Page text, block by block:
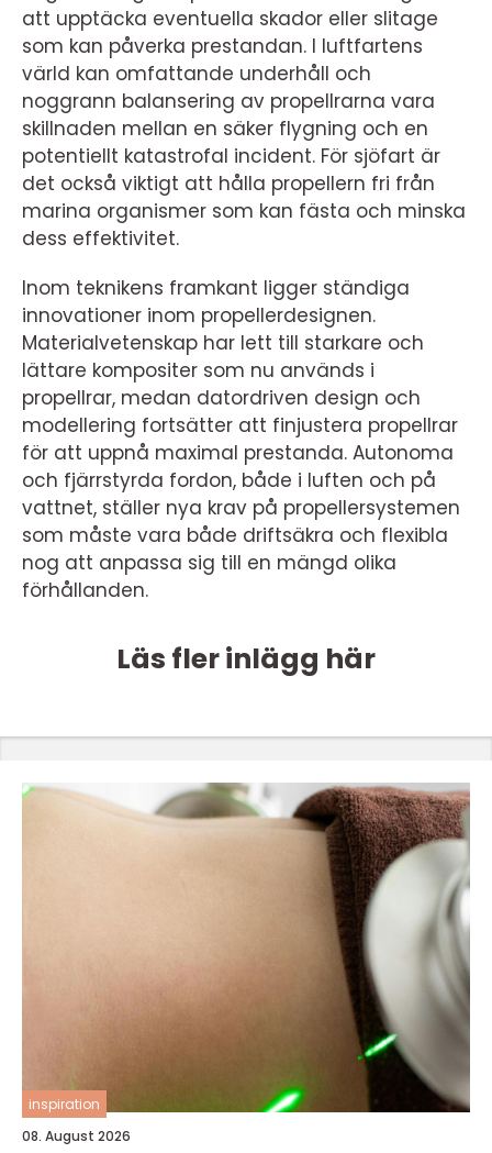
att upptäcka eventuella skador eller slitage
som kan påverka prestandan. I luftfartens
värld kan omfattande underhåll och
noggrann balansering av propellrarna vara
skillnaden mellan en säker flygning och en
potentiellt katastrofal incident. För sjöfart är
det också viktigt att hålla propellern fri från
marina organismer som kan fästa och minska
dess effektivitet.
Inom teknikens framkant ligger ständiga
innovationer inom propellerdesignen.
Materialvetenskap har lett till starkare och
lättare kompositer som nu används i
propellrar, medan datordriven design och
modellering fortsätter att finjustera propellrar
för att uppnå maximal prestanda. Autonoma
och fjärrstyrda fordon, både i luften och på
vattnet, ställer nya krav på propellersystemen
som måste vara både driftsäkra och flexibla
nog att anpassa sig till en mängd olika
förhållanden.
Läs fler inlägg här
inspiration
08. August 2026